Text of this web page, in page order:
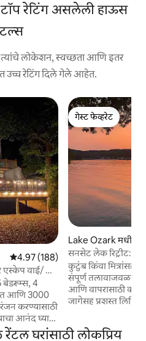
रेटिंग असलेली हाऊस
लोकेशन, स्वच्छता आणि इतर
उच्च रेटिंग दिले गेले आहेत.
5 पैकी 4.97 सरासरी रेटिंग, 188 रिव्ह्यूज
4.97 (188)
वाई/ हॉट
बेडरूम्स, 4
आणि 3000
करण्यासाठी
SUP आणि
गेस्ट फेव्हरेट
गेस्ट फेव्हरेट
Lake Ozark मधील
सनसेट लेक रिट्रीट:
भाड्याने देणे!
कुटुंब किंवा मित्रांसह
संपूर्ण तलावाजवळचे
आणि वापरासाठी
जागेसह प्रशस्त लिव्हिंग
लाकूड जळणाऱ्या
करा. **नवीन लोवे
घरांसाठी लोकप्रिय